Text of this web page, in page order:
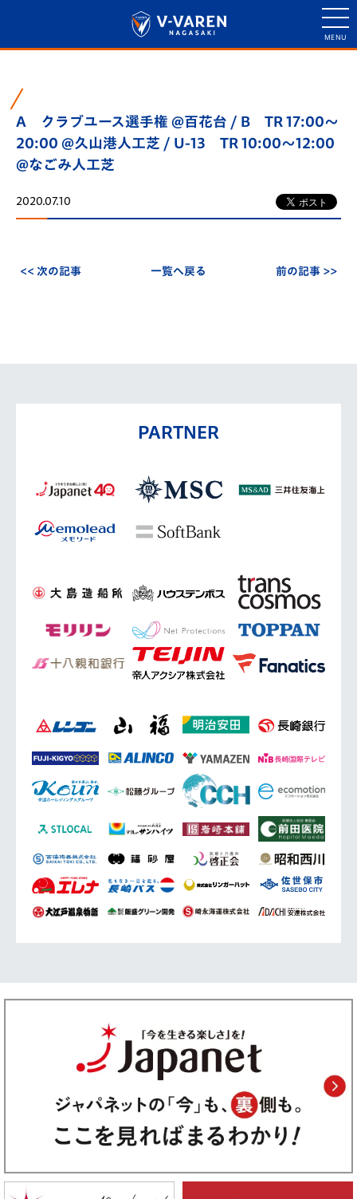
A クラブユース選手権 @百花台 / B TR 17:00～
20:00 @久山港人工芝 / U-13 TR 10:00～12:00
@なごみ人工芝
2020.07.10
<< 次の記事 一覧へ戻る 前の記事 >>
PARTNER